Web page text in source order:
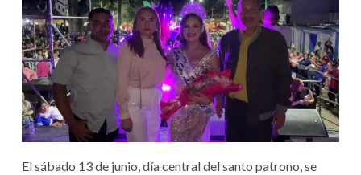
El sábado 13 de junio, día central del santo patrono, se